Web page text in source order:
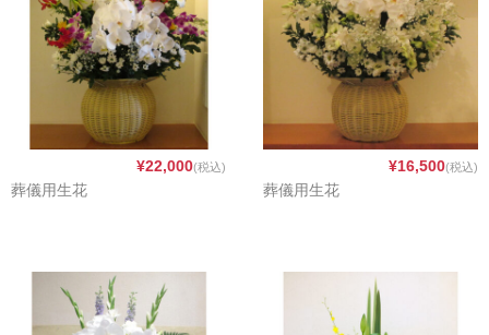
花束(ブーケ)
アレンジメント
花鉢・観葉植物
プリザーブドフラワー・シャボンフラワー
ウェディング
¥22,000(税込)
葬儀用生花
¥16,500(税込)
葬儀用生花